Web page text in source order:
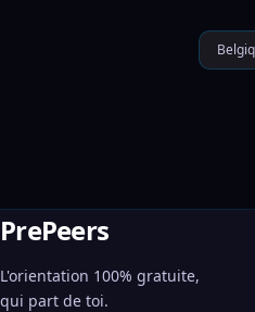
PrePeers
L'orientation 100% gratuite,
qui part de toi.